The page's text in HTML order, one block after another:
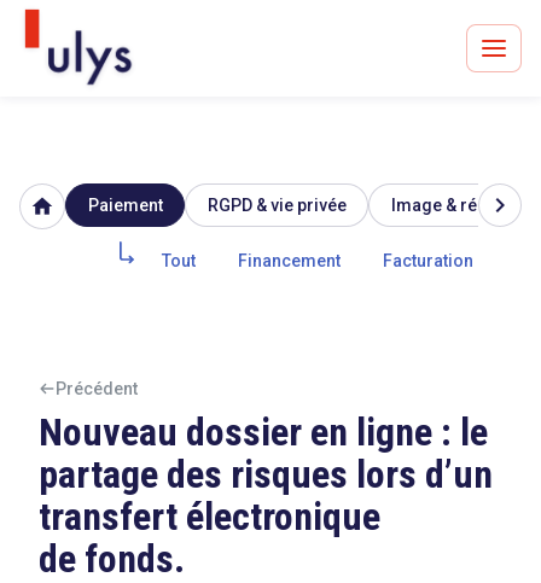
Avocats à Paris & Bruxelles
Leader en droit de l'innovation depuis 30 ans
Tout sur le RGPD
home Paiement RGPD & vie privée Image & réputation
Tout Financement Facturation
chevron_right
Précédent
Nouveau dossier en ligne : le
partage des risques lors d’un
transfert électronique
de fonds.